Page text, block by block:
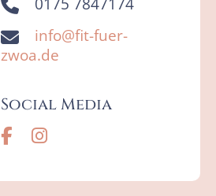
info@fit-fuer-
zwoa.de
Social Media